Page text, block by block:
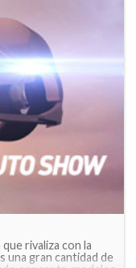
rivaliza con la
una gran cantidad de